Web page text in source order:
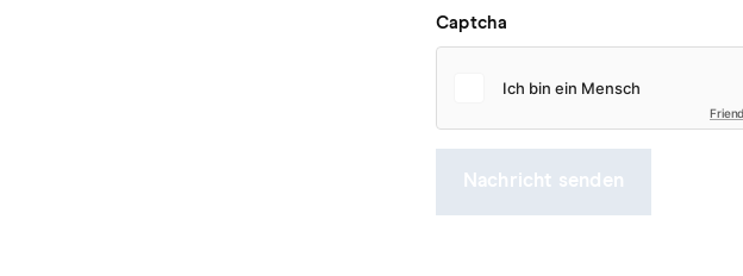
Captcha
Nachricht senden